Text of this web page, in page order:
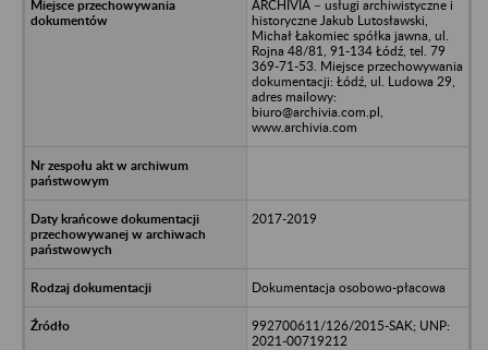
ARCHIVIA – usługi archiwistyczne i
historyczne Jakub Lutosławski,
Michał Łakomiec spółka jawna, ul.
Rojna 48/81, 91-134 Łódź, tel. 79
369-71-53. Miejsce przechowywania
dokumentacji: Łódź, ul. Ludowa 29,
adres mailowy:
biuro@archivia.com.pl,
www.archivia.com
2017-2019
Dokumentacja osobowo-płacowa
992700611/126/2015-SAK; UNP:
2021-00719212